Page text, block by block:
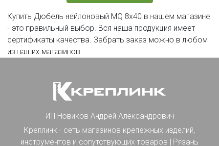
Купить Дюбель нейлоновый MQ 8х40 в нашем магазине
- это правильный выбор. Вся наша продукция имеет
сертификаты качества. Забрать заказ можно в любом
из наших магазинов.
ИП Новиков Андрей Александрович
Креплинк - сеть магазинов крепежных изделий,
инструментов и сопутствующих товаров | Рязань